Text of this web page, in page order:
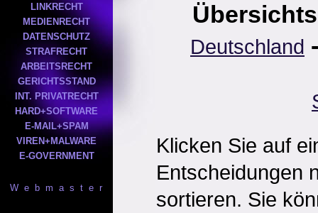
LINKRECHT
MEDIENRECHT
DATENSCHUTZ
STRAFRECHT
ARBEITSRECHT
GERICHTSSTAND
INT. PRIVATRECHT
HARD+SOFTWARE
E-MAIL+SPAM
VIREN+MALWARE
E-GOVERNMENT
W e b m a s t e r
Deutschland
Klicken Sie auf
Entscheidungen
sortieren. Sie